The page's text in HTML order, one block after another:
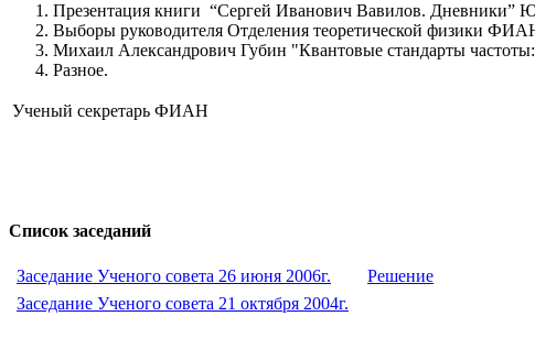
Презентация книги “Сергей Иванович Вавилов.
Выборы руководителя Отделения теоретической физики
Михаил Александрович Губин "Квантовые стандарты
Разное.
Ученый секретарь ФИАН
Список заседаний
Заседание Ученого совета 26 июня 2006г.
Решение
Заседание Ученого совета 21 октября 2004г.